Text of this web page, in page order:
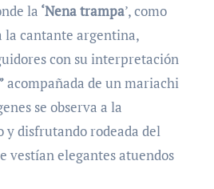
la ‘Nena trampa’, como
la cantante argentina,
con su interpretación
acompañada de un mariachi
se observa a la
y disfrutando rodeada del
vestían elegantes atuendos